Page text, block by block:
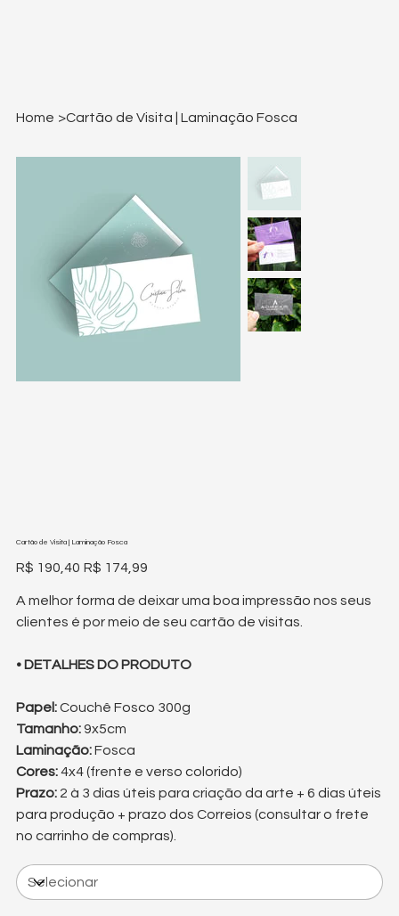
Home >Cartão de Visita | Laminação Fosca
Cartão de Visita | Laminação Fosca
Preço
original
R$ 190,40 Preço
promocional
R$ 174,99
A melhor forma de deixar uma boa impressão nos seus
clientes é por meio de seu cartão de visitas.
• DETALHES DO PRODUTO
Papel:Couchê Fosco 300g
Tamanho: 9x5cm
Laminação:Fosca
Cores:4x4 (frente e verso colorido)
Prazo:2 à 3 dias úteis para criação da arte + 6 dias úteis
para produção + prazo dos Correios (consultar o frete
no carrinho de compras).